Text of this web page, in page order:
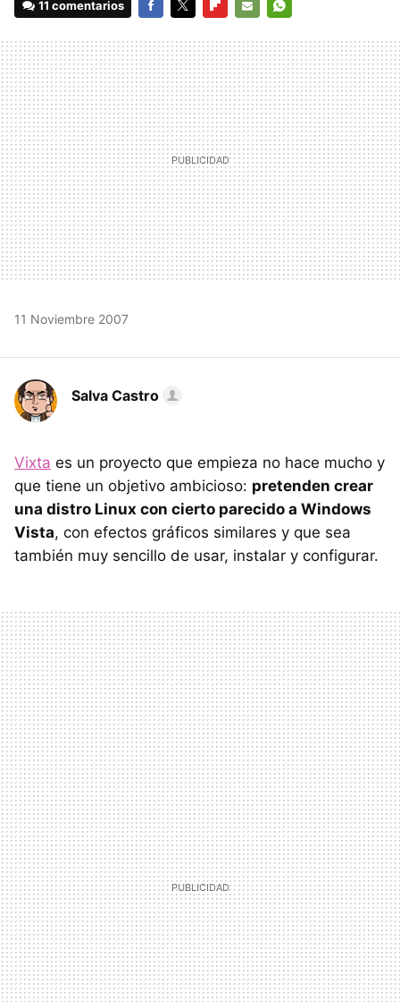
11 comentarios
MAIL
11 Noviembre 2007
Salva Castro
Vixta es un proyecto que empieza no hace mucho y
que tiene un objetivo ambicioso: pretenden crear
una distro Linux con cierto parecido a Windows
Vista, con efectos gráficos similares y que sea
también muy sencillo de usar, instalar y configurar.